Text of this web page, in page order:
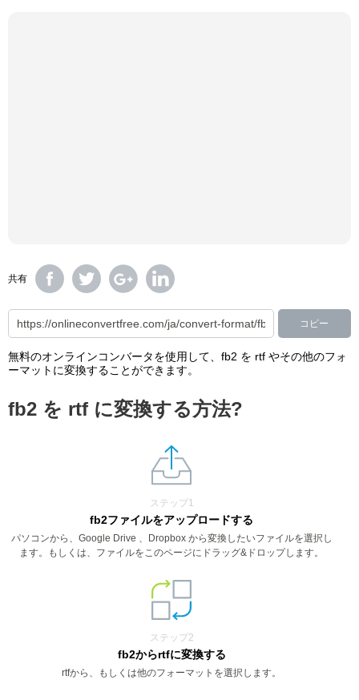
共有
コピー
無料のオンラインコンバータを使用して、fb2 を rtf やその他のフォ
ーマットに変換することができます。
fb2 を rtf に変換する方法?
ステップ1
fb2ファイルをアップロードする
パソコンから、Google Drive 、Dropbox から変換したいファイルを選択し
ます。もしくは、ファイルをこのページにドラッグ&ドロップします。
ステップ2
fb2からrtfに変換する
rtfから、もしくは他のフォーマットを選択します。